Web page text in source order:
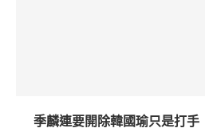
季麟連要開除韓國瑜只是打